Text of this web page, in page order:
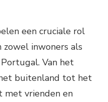
een cruciale rol
zowel inwoners als
Van het
buitenland tot het
met vrienden en